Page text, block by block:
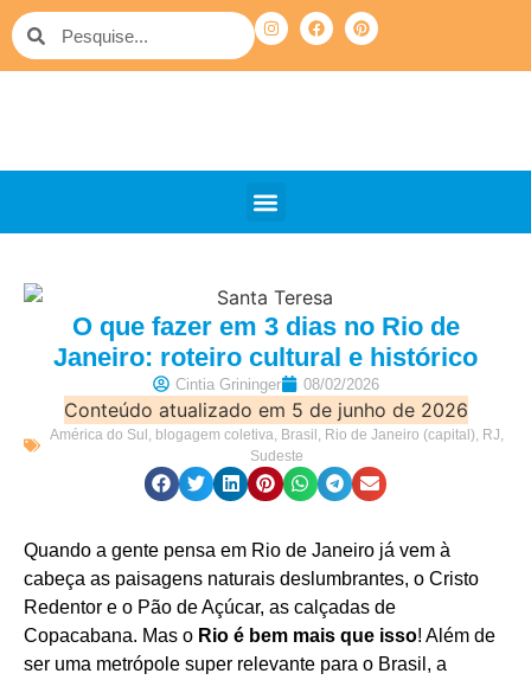
O que fazer em 3 dias no Rio de
Janeiro: roteiro cultural e histórico
Cintia Grininger 08/02/2026
Conteúdo atualizado em 5 de junho de 2026
América do Sul blogagem coletiva Brasil Rio de Janeiro (capital) RJ
Sudeste
Quando a gente pensa em Rio de Janeiro já vem à
cabeça as paisagens naturais deslumbrantes, o Cristo
Redentor e o Pão de Açúcar, as calçadas de
Copacabana. Mas o Rio é bem mais que isso! Além de
ser uma metrópole super relevante para o Brasil, a